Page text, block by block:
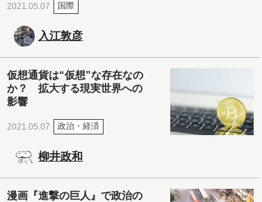
2021.05.07 国際
入江敦彦
仮想通貨は“仮想”な存在なの
か？ 拡大する現実世界への
影響
2021.05.07 政治・経済
柳井政和
漫画『進撃の巨人』で政治の